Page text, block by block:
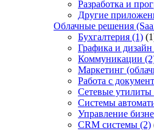
Разработка и
Другие
Облачные решения
Бухгалтерия (1)
Графика и дизайн
Коммуникации
Маркетинг
Работа с
Сетевые утилиты
Системы
Управление
CRM системы (2)